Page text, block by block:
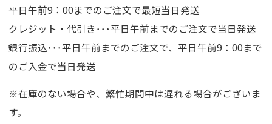
平日午前9：00までのご注文で最短当日発送
クレジット・代引き･･･平日午前までのご注文で当日発送
銀行振込･･･平日午前までのご注文で、平日午前9：00まで
のご入金で当日発送
※在庫のない場合や、繁忙期間中は遅れる場合がございま
す。